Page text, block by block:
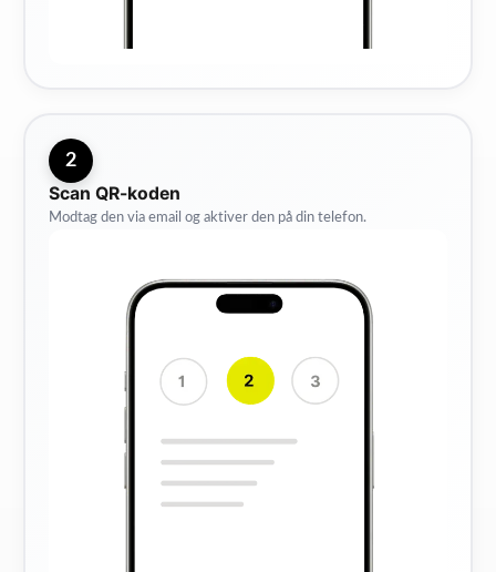
2
Scan QR-koden
Modtag den via email og aktiver den på din telefon.